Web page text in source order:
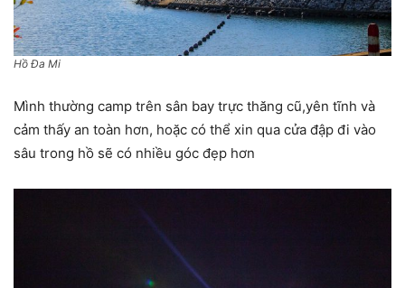
Hồ Đa Mi
Mình thường camp trên sân bay trực thăng cũ,yên tĩnh và
cảm thấy an toàn hơn, hoặc có thể xin qua cửa đập đi vào
sâu trong hồ sẽ có nhiều góc đẹp hơn